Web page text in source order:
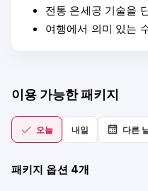
전통 은세공 기술을
여행에서 의미 있는
이용 가능한 패키지
오늘 내일 다른
패키지 옵션 4개